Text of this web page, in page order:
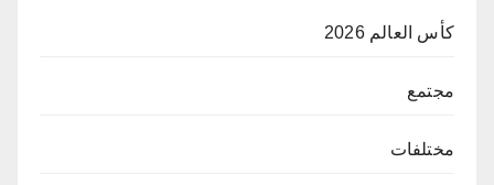
كأس العالم 2026
مجتمع
مختلفات